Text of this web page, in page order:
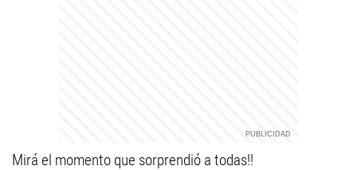
Mirá el momento que sorprendió a todas!!